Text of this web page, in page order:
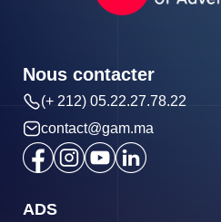
ADS
Nous contacter
(+ 212) 05.22.27.78.22
contact@gam.ma